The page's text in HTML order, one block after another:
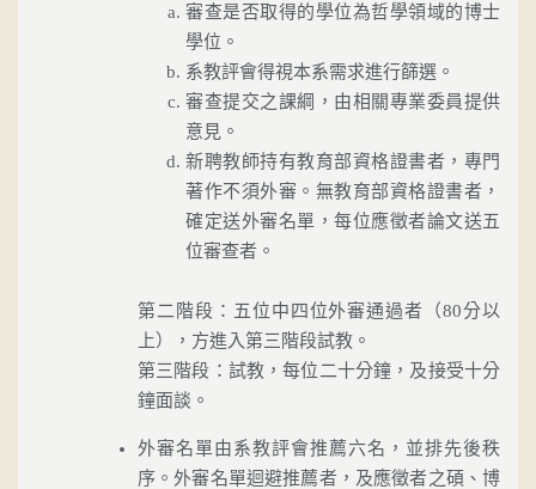
審查是否取得的學位為哲學領域的博士
學位。
系教評會得視本系需求進行篩選。
審查提交之課綱，由相關專業委員提供
意見。
新聘教師持有教育部資格證書者，專門
著作不須外審。無教育部資格證書者，
確定送外審名單，每位應徵者論文送五
位審查者。
第二階段：五位中四位外審通過者（80分以
上），方進入第三階段試教。
第三階段：試教，每位二十分鐘，及接受十分
鐘面談。
外審名單由系教評會推薦六名，並排先後秩
序。外審名單迴避推薦者，及應徵者之碩、博